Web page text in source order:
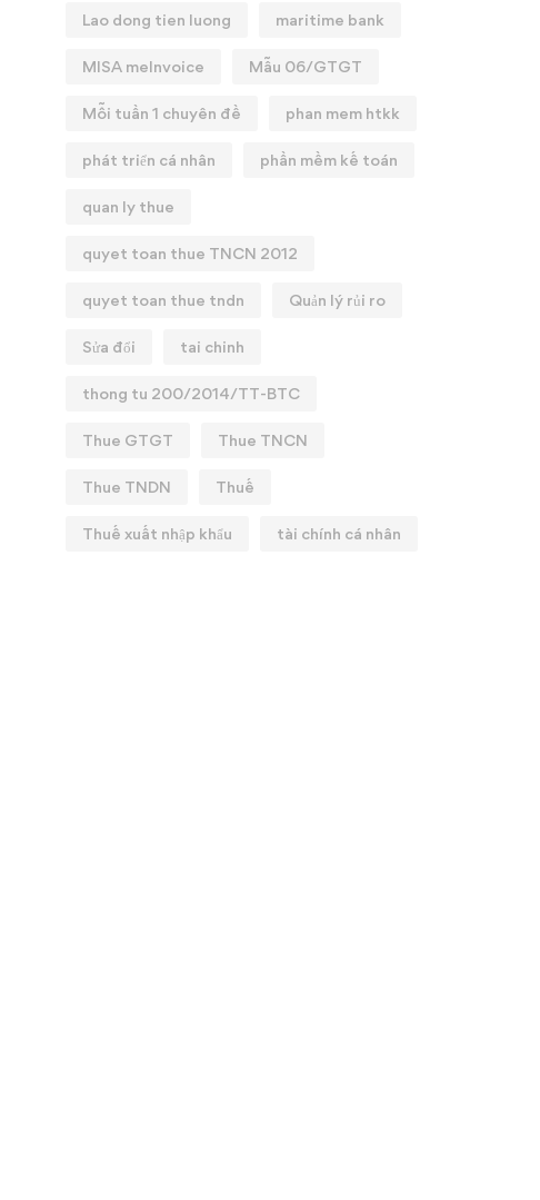
Lao dong tien luong maritime bank
MISA meInvoice Mẫu 06/GTGT
Mỗi tuần 1 chuyên đề phan mem htkk
phát triển cá nhân phần mềm kế toán
quan ly thue
quyet toan thue TNCN 2012
quyet toan thue tndn Quản lý rủi ro
Sửa đổi tai chinh
thong tu 200/2014/TT-BTC
Thue GTGT Thue TNCN
Thue TNDN Thuế
Thuế xuất nhập khẩu tài chính cá nhân